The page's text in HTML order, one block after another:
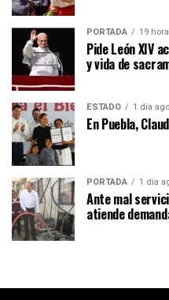
PORTADA 19
Pide León XIV
y vida de
ESTADO 1 día ago
En Puebla,
PORTADA 1 día
Ante mal
atiende